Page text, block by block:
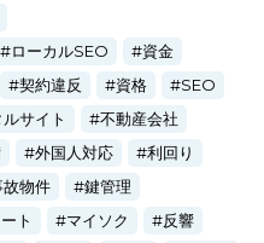
ローカルSEO
資金
契約違反 資格
SEO
サイト
不動産会社
外国人対応
利回り
故物件
鍵管理
ト マイソク
反響